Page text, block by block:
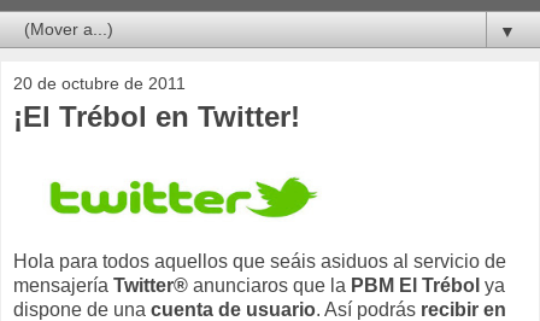
▼
20 de octubre de 2011
¡El Trébol en Twitter!
Hola para todos aquellos que seáis asiduos al servicio de
mensajería Twitter® anunciaros que la PBM El Trébol ya
dispone de una cuenta de usuario. Así podrás recibir en